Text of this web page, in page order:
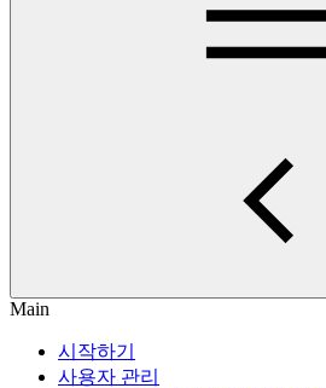
Main
시작하기
사용자 관리